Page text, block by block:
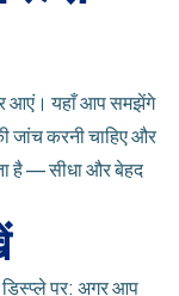
आएं। यहाँ आप समझेंगे
जांच करनी चाहिए और
है — सीधा और बेहद
पर: अगर आप